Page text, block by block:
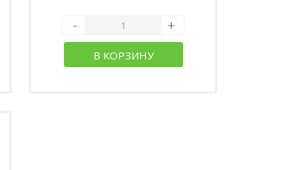
- +
В КОРЗИНУ